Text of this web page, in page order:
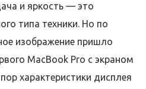
и яркость — это
типа техники. Но по
изображение пришло
MacBook Pro с экраном
характеристики дисплея